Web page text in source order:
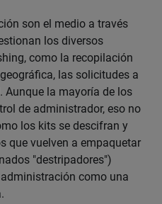
son el medio a través
los diversos
como la recopilación
las solicitudes a
Aunque la mayoría de los
de administrador, eso no
los kits se descifran y
que vuelven a empaquetar
"destripadores")
como una